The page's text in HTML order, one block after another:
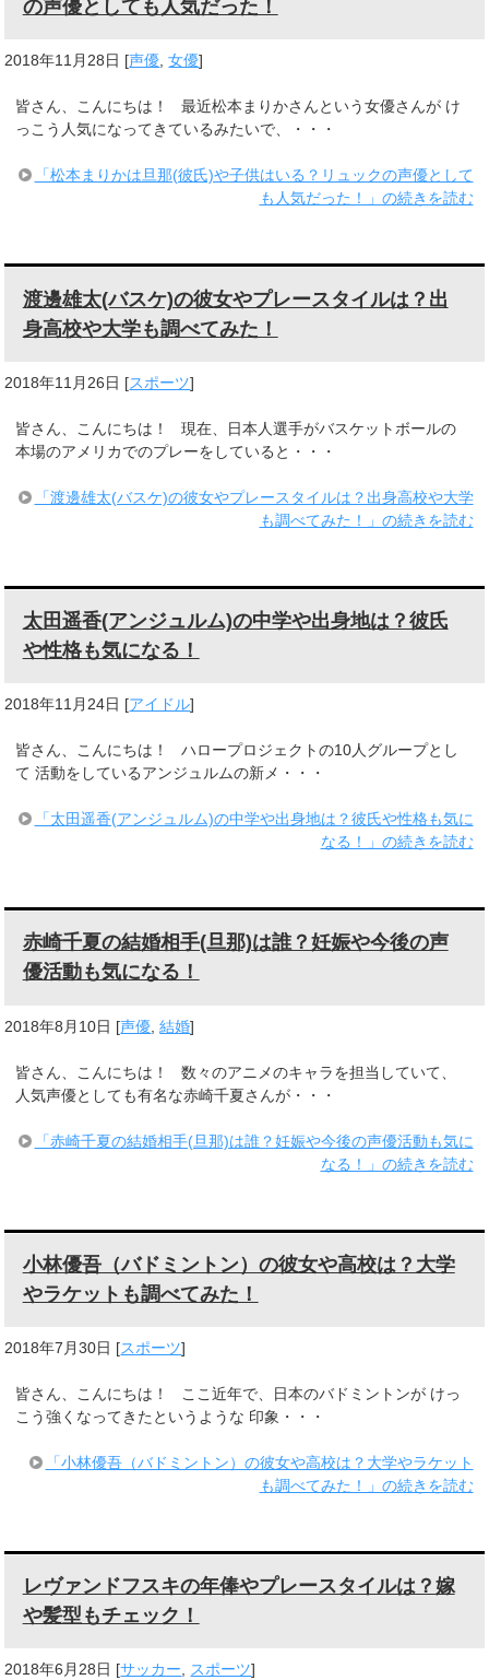
の声優としても人気だった！
2018年11月28日 [声優,女優]
皆さん、こんにちは！ 最近松本まりかさんという女優さんが け
っこう人気になってきているみたいで、・・・
「松本まりかは旦那(彼氏)や子供はいる？リュックの声優として
も人気だった！」の続きを読む
渡邊雄太(バスケ)の彼女やプレースタイルは？出
身高校や大学も調べてみた！
2018年11月26日 [スポーツ]
皆さん、こんにちは！ 現在、日本人選手がバスケットボールの
本場のアメリカでのプレーをしていると・・・
「渡邊雄太(バスケ)の彼女やプレースタイルは？出身高校や大学
も調べてみた！」の続きを読む
太田遥香(アンジュルム)の中学や出身地は？彼氏
や性格も気になる！
2018年11月24日 [アイドル]
皆さん、こんにちは！ ハロープロジェクトの10人グループとし
て 活動をしているアンジュルムの新メ・・・
「太田遥香(アンジュルム)の中学や出身地は？彼氏や性格も気に
なる！」の続きを読む
赤崎千夏の結婚相手(旦那)は誰？妊娠や今後の声
優活動も気になる！
2018年8月10日 [声優 ,結婚]
皆さん、こんにちは！ 数々のアニメのキャラを担当していて、
人気声優としても有名な赤崎千夏さんが・・・
「赤崎千夏の結婚相手(旦那)は誰？妊娠や今後の声優活動も気に
なる！」の続きを読む
小林優吾（バドミントン）の彼女や高校は？大学
やラケットも調べてみた！
2018年7月30日 [スポーツ]
皆さん、こんにちは！ ここ近年で、日本のバドミントンが けっ
こう強くなってきたというような 印象・・・
「小林優吾（バドミントン）の彼女や高校は？大学やラケット
も調べてみた！」の続きを読む
レヴァンドフスキの年俸やプレースタイルは？嫁
や髪型もチェック！
2018年6月28日 [サッカー, スポーツ]